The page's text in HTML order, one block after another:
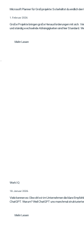
Microsoft Planner für Großprojekte: So behältst du endlich den
1. Februar 2026
Große Projekte bringen große Herausforderungen mit sich.
und ständig wechselnde Abhängigkeiten sind hier Standard.
Mehr Lesen
Work IQ
18. Januar 2026
Viele kennen es: Obwohl wir im Unternehmen die klare
ChatGPT. Warum? Weil ChatGPT uns manchmal
Mehr Lesen